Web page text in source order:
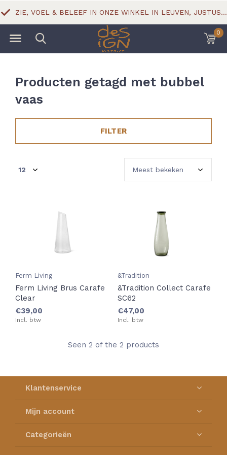
0
ZIE, VOEL & BELEEF IN ONZE WINKEL IN LEUVEN, JUSTUS LIPSIUSSTRAAT 18
Producten getagd met bubbel
vaas
FILTER
Ferm Living
Ferm Living Brus Carafe
Clear
€39,00
Incl. btw
&Tradition
&Tradition Collect Carafe
SC62
€47,00
Incl. btw
Seen 2 of the 2 products
Klantenservice
Mijn account
Categorieën